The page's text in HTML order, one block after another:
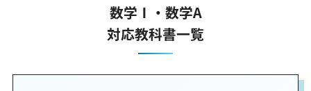
数学Ⅰ・数学A
対応教科書一覧